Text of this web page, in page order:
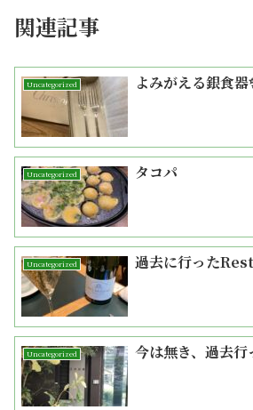
関連記事
Uncategorized よみがえる銀食器
Uncategorized タコパ
Uncategorized 過去に行った
Uncategorized 今は無き、過去